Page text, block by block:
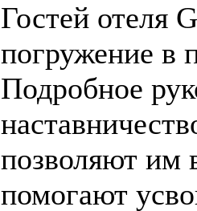
Гостей отеля
погружение в
Подробное
позволяют им
помогают